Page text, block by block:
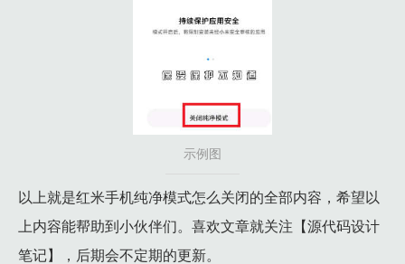
示例图
以上就是红米手机纯净模式怎么关闭的全部内容，希望以
上内容能帮助到小伙伴们。喜欢文章就关注【源代码设计
笔记】，后期会不定期的更新。